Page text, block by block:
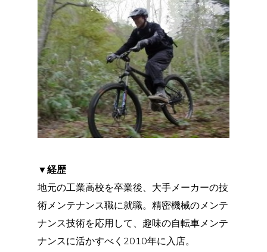
▼経歴
地元の工業高校を卒業後、大手メーカーの技
術メンテナンス職に就職。精密機械のメンテ
ナンス技術を応用して、趣味の自転車メンテ
ナンスに活かすべく2010年に入店。